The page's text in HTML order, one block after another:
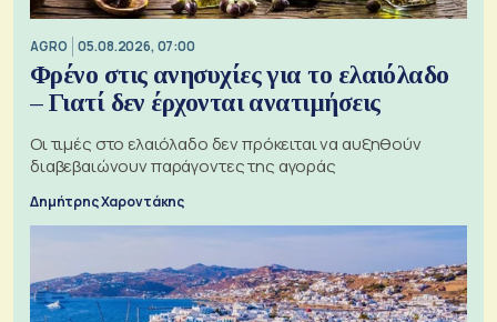
AGRO 05.08.2026, 07:00
Φρένο στις ανησυχίες για το ελαιόλαδο
– Γιατί δεν έρχονται ανατιμήσεις
Οι τιμές στο ελαιόλαδο δεν πρόκειται να αυξηθούν
διαβεβαιώνουν παράγοντες της αγοράς
Δημήτρης Χαροντάκης